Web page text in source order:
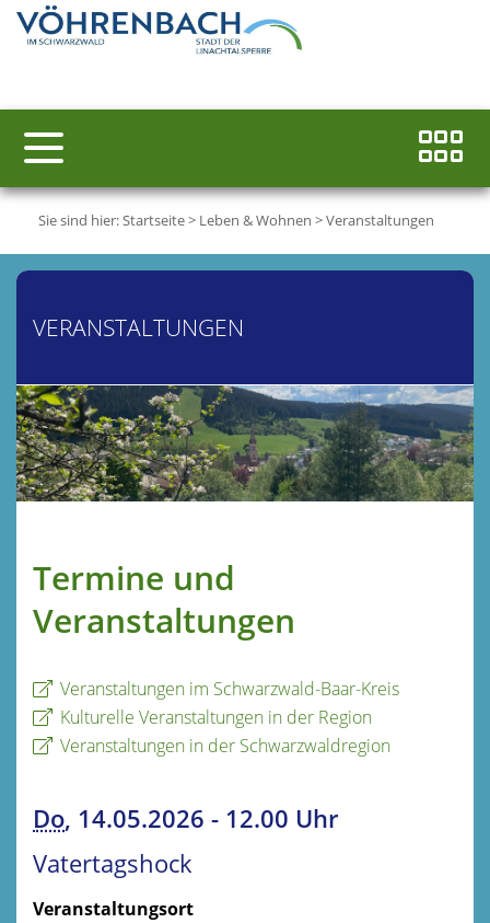
Sie sind hier:Startseite> Leben & Wohnen >Veranstaltungen
VERANSTALTUNGEN
Termine und
Veranstaltungen
Veranstaltungen im Schwarzwald-Baar-Kreis
Kulturelle Veranstaltungen in der Region
Veranstaltungen in der Schwarzwaldregion
Do, 14.05.2026 - 12.00 Uhr
Vatertagshock
Veranstaltungsort